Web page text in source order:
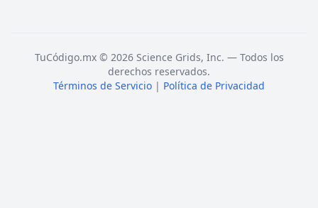
TuCódigo.mx © 2026 Science Grids, Inc. — Todos los
derechos reservados.
Términos de Servicio | Política de Privacidad